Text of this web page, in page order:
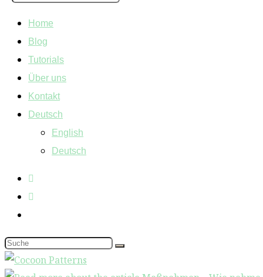
Home
Blog
Tutorials
Über uns
Kontakt
Deutsch
English
Deutsch